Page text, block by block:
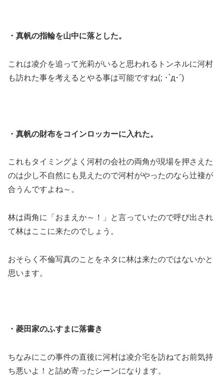
・真帆の指輪を山中に落とした。
これは凌介を追って光莉がいると思われるトンネルに河村
も訪れた事を考えるとやる事は可能ですね(; ･`д･´)
・真帆の財布をコインロッカーに入れた。
これもタイミングよく河村の会社の両角が現場を押さえた
のは少し不自然にも見えたので河村がやったのなら辻褄が
合うんですよね～。
林は両角に「おまえか～！」と言っていたので呼び出され
て林はここに来たのでしょう。
おそらく不倫写真のことをネタに林は来たのではないかと
思います。
・菱田家のふすまに落書き
ちなみにこの事件の直後に河村は凌介宅を訪ねてお前気持
ち悪いよ！と詰め寄ったシーンになります。